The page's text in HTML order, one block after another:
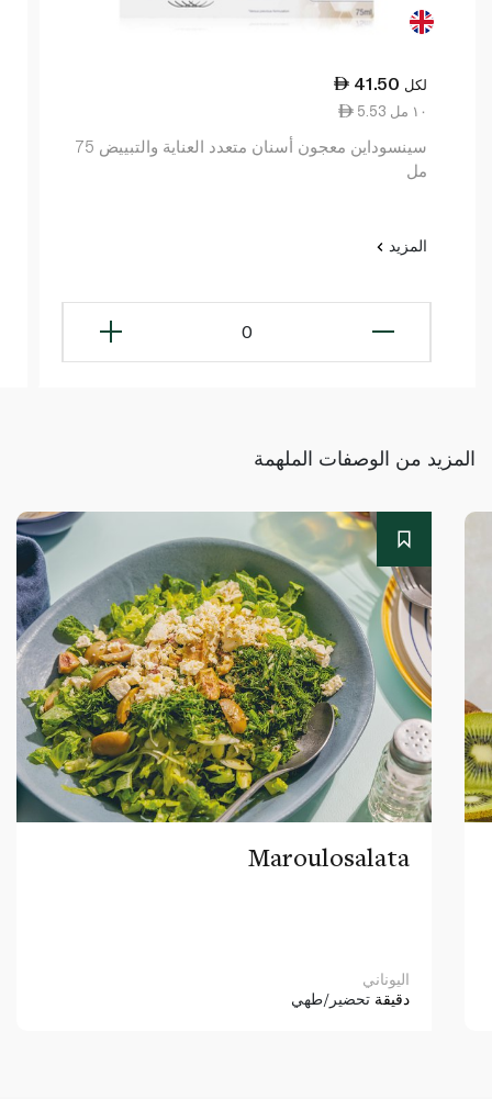
41.50 لكل
5.53 ١٠ مل
سينسوداين معجون أسنان متعدد العناية والتبييض 75
مل
المزيد
0
المزيد من الوصفات الملهمة
Maroulosalata
اليوناني
دقيقة تحضير/طهي